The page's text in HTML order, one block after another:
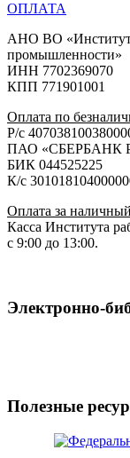
ОПЛАТА
АНО ВО «Институт
промышленности»
ИНН 7702369070
КПП 771901001
Оплата по
Р/с
ПАО «СБЕРБАНК
БИК 044525225
К/с
Оплата за
Касса Института
с 9:00 до 13:00.
Электронно-
Полезные